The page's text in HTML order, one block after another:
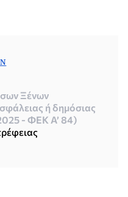
Ξένων
ή δημόσιας
- ΦΕΚ Α’ 84)